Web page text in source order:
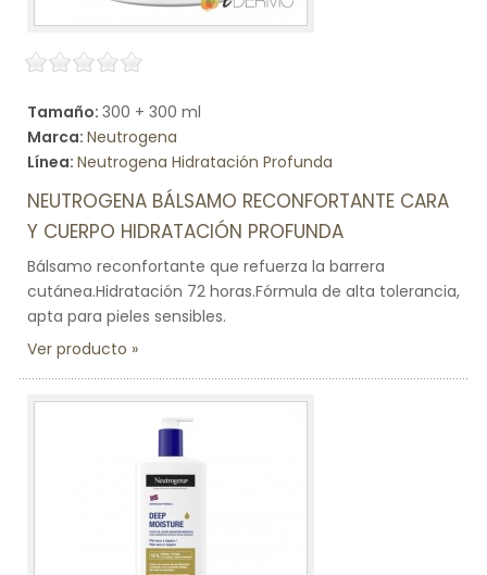
Tamaño: 300 + 300 ml
Marca: Neutrogena
Línea: Neutrogena Hidratación Profunda
NEUTROGENA BÁLSAMO RECONFORTANTE CARA
Y CUERPO HIDRATACIÓN PROFUNDA
Bálsamo reconfortante que refuerza la barrera
cutánea.Hidratación 72 horas.Fórmula de alta tolerancia,
apta para pieles sensibles.
Ver producto